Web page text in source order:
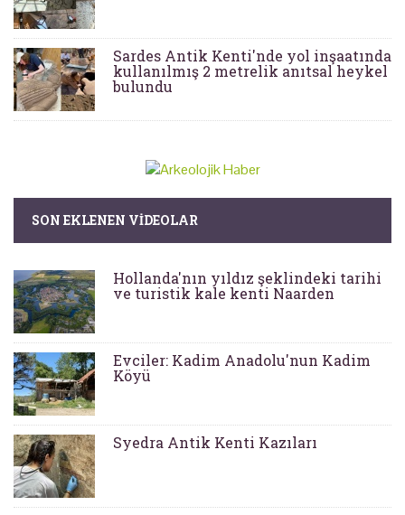
Sardes Antik Kenti'nde yol inşaatında
kullanılmış 2 metrelik anıtsal heykel
bulundu
SON EKLENEN VIDEOLAR
Hollanda'nın yıldız şeklindeki tarihi
ve turistik kale kenti Naarden
Evciler: Kadim Anadolu'nun Kadim
Köyü
Syedra Antik Kenti Kazıları